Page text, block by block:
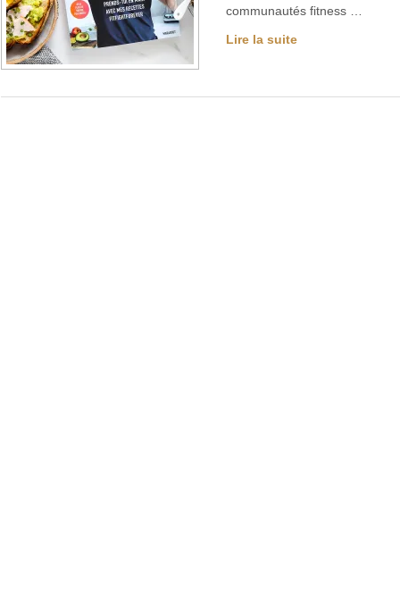
communautés fitness …
Lire la suite